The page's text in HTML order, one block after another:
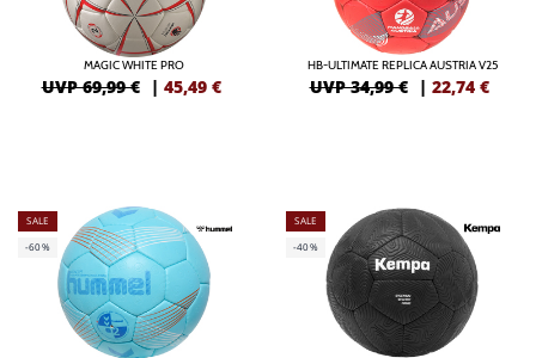
MAGIC WHITE PRO
UVP 69,99 € | 45,49 €
HB-ULTIMATE REPLICA AUSTRIA V25
UVP 34,99 € | 22,74 €
SALE
-60%
SALE
-40%